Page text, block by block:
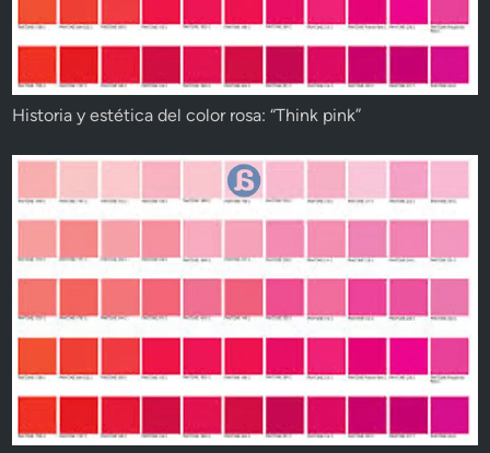
Historia y estética del color rosa: “Think pink”